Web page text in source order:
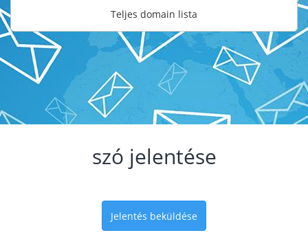
Teljes domain lista
szó jelentése
Jelentés beküldése